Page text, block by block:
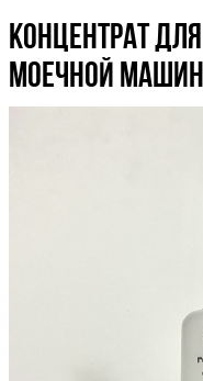
Концентрат
моечной